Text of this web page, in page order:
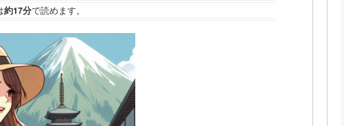
約17分で読めます。